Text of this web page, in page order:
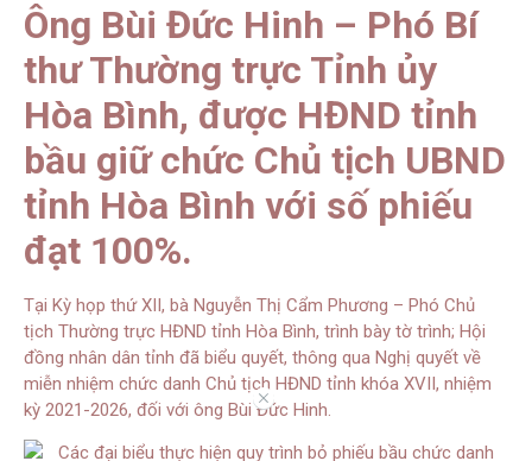
Ông Bùi Đức Hinh – Phó Bí
thư Thường trực Tỉnh ủy
Hòa Bình, được HĐND tỉnh
bầu giữ chức Chủ tịch UBND
tỉnh Hòa Bình với số phiếu
đạt 100%.
Tại Kỳ họp thứ XII, bà Nguyễn Thị Cẩm Phương – Phó Chủ
tịch Thường trực HĐND tỉnh Hòa Bình, trình bày tờ trình; Hội
đồng nhân dân tỉnh đã biểu quyết, thông qua Nghị quyết về
miễn nhiệm chức danh Chủ tịch HĐND tỉnh khóa XVII, nhiệm
kỳ 2021-2026, đối với ông Bùi Đức Hinh.
//